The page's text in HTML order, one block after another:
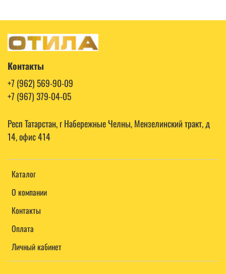
Каталог
О компании
Контакты
Оплата
Личный кабинет
Контакты
+7 (962) 569-90-09
+7 (967) 379-04-05
Респ Татарстан, г Набережные Челны, Мензелинский тракт, д
14, офис 414